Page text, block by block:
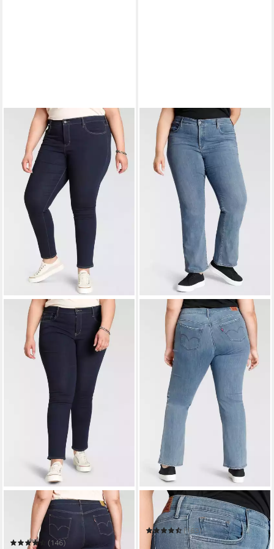
LEVI'S® PLUS
Skinny-fit-Jeans 311 PL
SHAPING SKINNY *D
(146)
LEVI'S® PLUS
Bootcut-Jeans 315
(163)
ab 66,99 € UVP89,95 €